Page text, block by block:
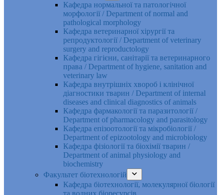
Кафедра нормальної та патологічної
морфології / Department of normal and
pathological morphology
Кафедра ветеринарної хірургії та
репродуктології / Department of veterinary
surgery and reproductology
Кафедра гігієни, санітарії та ветеринарного
права / Department of hygiene, sanitation and
veterinary law
Кафедра внутрішніх хвороб і клінічної
діагностики тварин / Department of internal
diseases and clinical diagnostics of animals
Кафедра фармакології та паразитології /
Department of pharmacology and parasitology
Кафедра епізоотології та мікробіології /
Department of epizootology and microbiology
Кафедра фізіології та біохімії тварин /
Department of animal physiology and
biochemistry
Факультет біотехнологій
Кафедра біотехнології, молекулярної біології
та водних біоресурсів